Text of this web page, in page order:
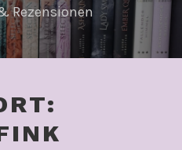
Rezensionen